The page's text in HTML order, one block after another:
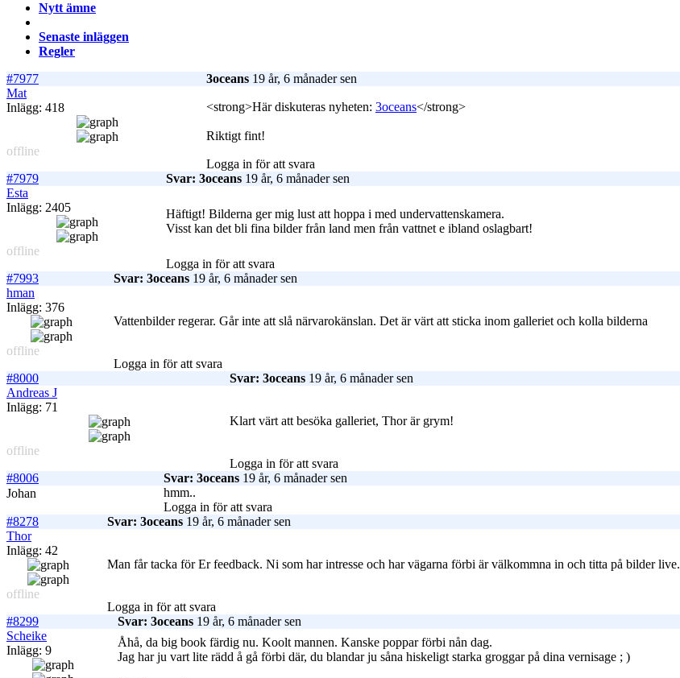
Nytt ämne
Senaste inläggen
Regler
#7977
3oceans 19 år, 6 månader sen
Mat
Inlägg: 418
offline
<strong>Här diskuteras nyheten: 3oceans</strong>
Riktigt fint!
Logga in för att svara
#7979
Svar: 3oceans 19 år, 6 månader sen
Esta
Inlägg: 2405
offline
Häftigt! Bilderna ger mig lust att hoppa i med undervattenskamera.
Visst kan det bli fina bilder från land men från vattnet e ibland oslagbart!
Logga in för att svara
#7993
Svar: 3oceans 19 år, 6 månader sen
hman
Inlägg: 376
offline
Vattenbilder regerar. Går inte att slå närvarokänslan. Det är värt att sticka inom galleriet och kolla bilderna
Logga in för att svara
#8000
Svar: 3oceans 19 år, 6 månader sen
Andreas J
Inlägg: 71
offline
Klart värt att besöka galleriet, Thor är grym!
Logga in för att svara
#8006
Svar: 3oceans 19 år, 6 månader sen
Johan
hmm..
Logga in för att svara
#8278
Svar: 3oceans 19 år, 6 månader sen
Thor
Inlägg: 42
offline
Man får tacka för Er feedback. Ni som har intresse och har vägarna förbi är välkommna in och titta på bilder live.
Logga in för att svara
#8299
Svar: 3oceans 19 år, 6 månader sen
Scheike
Inlägg: 9
Åhå, da big book färdig nu. Koolt mannen. Kanske poppar förbi nån dag.
Jag har ju vart lite rädd å gå förbi där, du blandar ju såna hiskeligt starka groggar på dina vernisage ; )